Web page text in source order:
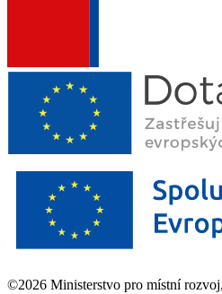
©2026 Ministerstvo pro místní